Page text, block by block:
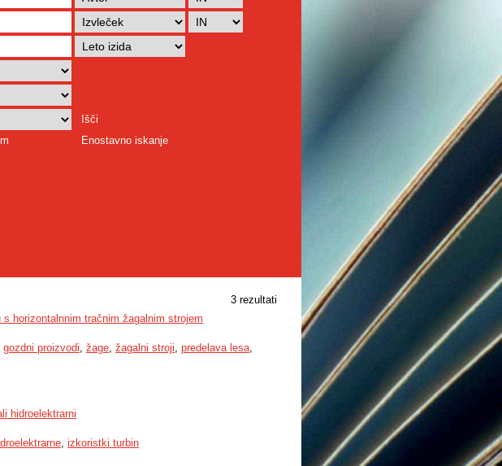
Išči
Enostavno iskanje
3 rezultati
horizontalnnim tračnim žagalnim strojem
gozdni proizvodi, žage, žagalni stroji, predelava lesa,
hidroelektrarni
, izkoristki turbin